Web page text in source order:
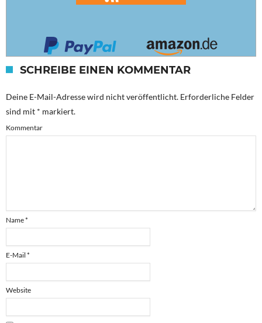
SCHREIBE EINEN KOMMENTAR
Deine E-Mail-Adresse wird nicht veröffentlicht. Erforderliche Felder
sind mit * markiert.
Kommentar
Name*
E-Mail *
Website